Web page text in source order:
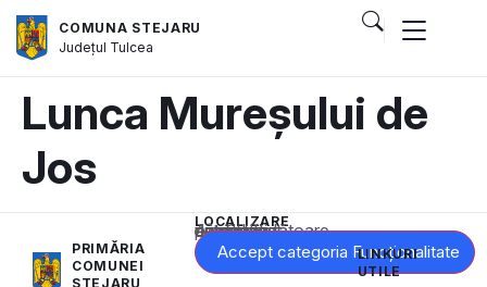
COMUNA STEJARU
Județul Tulcea
Lunca Mureșului de
Jos
PRIMĂRIA
COMUNEI
STEJARU
LOCALIZARE
Acest conținut este blocat până când acceptați categoria corespunzătoare de cookie-uri.
Accept categoria Funcționalitate
LINKURI
UTILE